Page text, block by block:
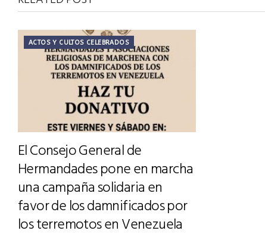
ACTOS Y CULTOS CELEBRADOS
El Consejo General de
Hermandades pone en marcha
una campaña solidaria en
favor de los damnificados por
los terremotos en Venezuela